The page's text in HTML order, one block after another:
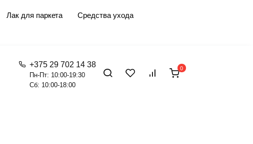
Лак для паркета Средства ухода
+375 29 702 14 38
Пн-Пт: 10:00-19:30
Сб: 10:00-18:00
0